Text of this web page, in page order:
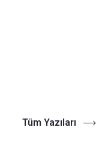
Tüm Yazıları